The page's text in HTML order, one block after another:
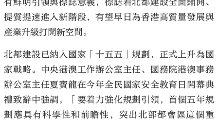
有鮮明引領與標誌意義，標誌着北都建設全面鋪開、
提質提速進入新階段，有望早日為香港高質量發展與
產業升級打開新空間。
北都建設已納入國家「十五五」規劃，正式上升為國
家戰略。中央港澳工作辦公室主任、國務院港澳事務
辦公室主任夏寶龍在今年全民國家安全教育日開幕典
禮致辭中強調，「要着力強化規劃引領，首個五年規
劃應具有科學性和前瞻性，突出北部都會區這個重